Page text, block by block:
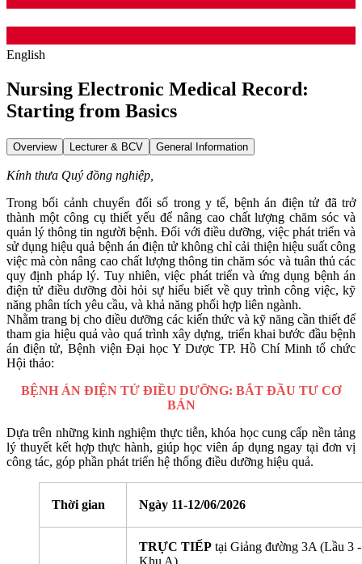
English
Nursing Electronic Medical Record:
Starting from Basics
Overview Lecturer & BCV General Information
Kính thưa Quý đồng nghiệp,
Trong bối cảnh chuyển đổi số trong y tế, bệnh án điện tử đã trở
thành một công cụ thiết yếu để nâng cao chất lượng chăm sóc và
quản lý thông tin người bệnh. Đối với điều dưỡng, việc phát triển và
sử dụng hiệu quả bệnh án điện tử không chỉ cải thiện hiệu suất công
việc mà còn nâng cao chất lượng thông tin chăm sóc và tuân thủ các
quy định pháp lý. Tuy nhiên, việc phát triển và ứng dụng bệnh án
điện tử điều dưỡng đòi hỏi sự hiểu biết về quy trình công việc, kỹ
năng phân tích yêu cầu, và khả năng phối hợp liên ngành.
Nhằm trang bị cho điều dưỡng các kiến thức và kỹ năng cần thiết để
tham gia hiệu quả vào quá trình xây dựng, triển khai bước đầu bệnh
án điện tử, Bệnh viện Đại học Y Dược TP. Hồ Chí Minh tổ chức
Hội thảo:
BỆNH ÁN ĐIỆN TỬ ĐIỀU DƯỠNG: BẮT ĐẦU TƯ CƠ
BẢN
Dựa trên những kinh nghiệm thực tiễn, khóa học cung cấp nền tảng
lý thuyết kết hợp thực hành, giúp học viên áp dụng ngay tại đơn vị
công tác, góp phần phát triển hệ thống điều dưỡng hiệu quả.
Thời gian Ngày 11-12/06/2026
TRỰC TIẾP tại Giảng đường 3A (Lầu 3 -
Khu A)